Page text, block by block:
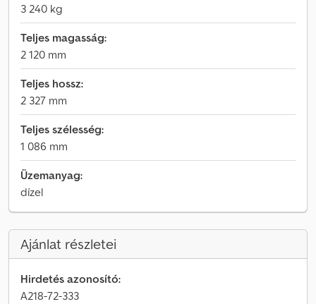
3 240 kg
Teljes magasság:
2 120 mm
Teljes hossz:
2 327 mm
Teljes szélesség:
1 086 mm
Üzemanyag:
dízel
Ajánlat részletei
Hirdetés azonosító:
A218-72-333